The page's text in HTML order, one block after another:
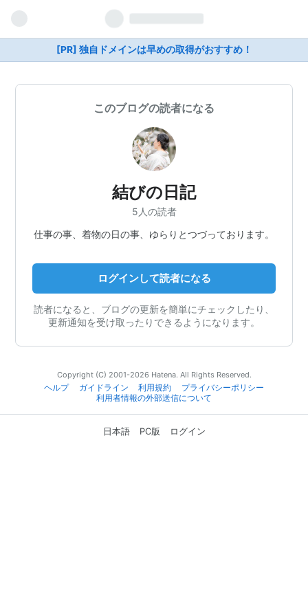
[PR] 独自ドメインは早めの取得がおすすめ！
このブログの読者になる
結びの日記
5人の読者
仕事の事、着物の日の事、ゆらりとつづっております。
ログインして読者になる
読者になると、ブログの更新を簡単にチェックしたり、
更新通知を受け取ったりできるようになります。
Copyright (C) 2001-2026 Hatena. All Rights Reserved.
ヘルプ
ガイドライン 利用規約
プライバシーポリシー
利用者情報の外部送信について
日本語 PC版 ログイン